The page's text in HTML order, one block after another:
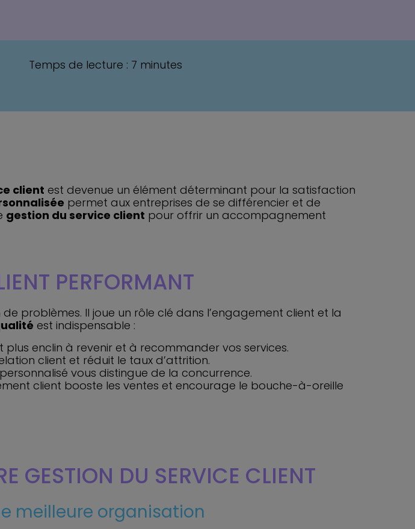
Temps de lecture : 7 minutes
client est devenue un élément déterminant pour la satisfaction
permet aux entreprises de se différencier et de
gestion du service client pour offrir un accompagnement
PERFORMANT
problèmes. Il joue un rôle clé dans l’engagement client et la
est indispensable :
plus enclin à revenir et à recommander vos services.
client et réduit le taux d’attrition.
vous distingue de la concurrence.
client booste les ventes et encourage le bouche-à-oreille
GESTION DU SERVICE CLIENT
meilleure organisation